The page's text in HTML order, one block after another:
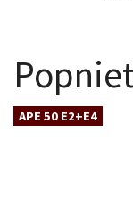
APE 50 E2+E4